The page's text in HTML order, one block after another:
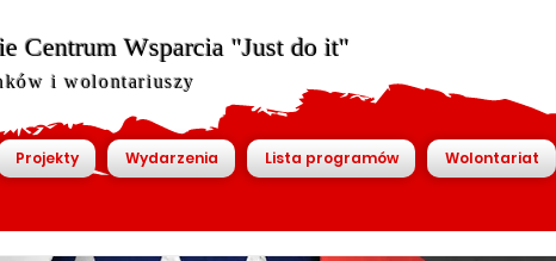
Centrum Wsparcia "Just do it"
i wolontariuszy
Projekty Wydarzenia Lista programów Wolontariat